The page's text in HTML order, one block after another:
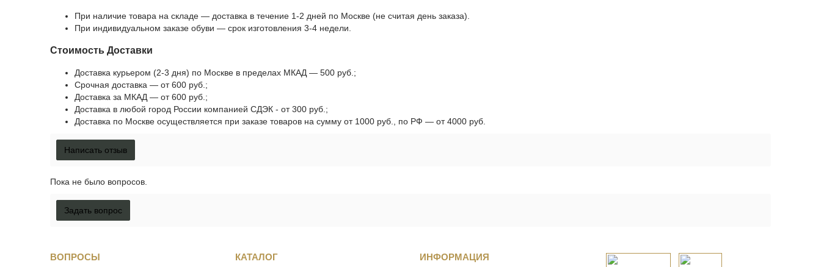
При наличие товара на складе — доставка в течение 1-2 дней по Москве (не считая день заказа).
При индивидуальном заказе обуви — срок изготовления 3-4 недели.
Стоимость Доставки
Доставка курьером (2-3 дня) по Москве в пределах МКАД — 500 руб.;
Срочная доставка — от 600 руб.;
Доставка за МКАД — от 600 руб.;
Доставка в любой город России компанией СДЭК - от 300 руб.;
Доставка по Москве осуществляется при заказе товаров на сумму от 1000 руб., по РФ — от 4000 руб.
Написать отзыв
Пока не было вопросов.
Задать вопрос
ВОПРОСЫ КАТАЛОГ ИНФОРМАЦИЯ